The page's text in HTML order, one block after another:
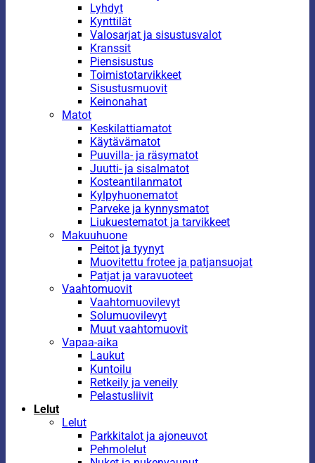
Lyhdyt
Kynttilät
Valosarjat ja sisustusvalot
Kranssit
Piensisustus
Toimistotarvikkeet
Sisustusmuovit
Keinonahat
Matot
Keskilattiamatot
Käytävämatot
Puuvilla- ja räsymatot
Juutti- ja sisalmatot
Kosteantilanmatot
Kylpyhuonematot
Parveke ja kynnysmatot
Liukuestematot ja tarvikkeet
Makuuhuone
Peitot ja tyynyt
Muovitettu frotee ja patjansuojat
Patjat ja varavuoteet
Vaahtomuovit
Vaahtomuovilevyt
Solumuovilevyt
Muut vaahtomuovit
Vapaa-aika
Laukut
Kuntoilu
Retkeily ja veneily
Pelastusliivit
Lelut
Lelut
Parkkitalot ja ajoneuvot
Pehmolelut